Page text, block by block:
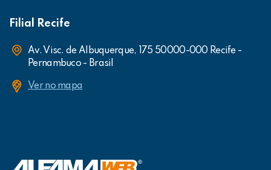
Filial Recife
Av. Visc. de Albuquerque, 175 50000-000 Recife -
Pernambuco - Brasil
Ver no mapa